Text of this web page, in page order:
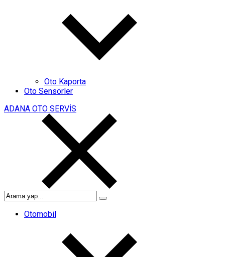
Oto Kaporta
Oto Sensörler
ADANA OTO SERVİS
Otomobil